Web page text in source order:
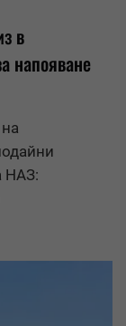
в
напояване
НАЗ: